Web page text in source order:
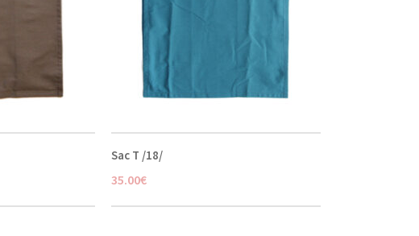
Sac T /18/
35.00€